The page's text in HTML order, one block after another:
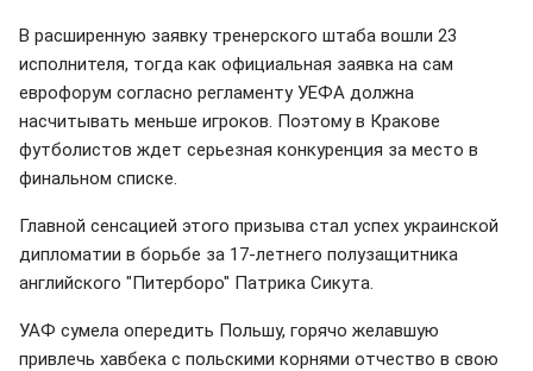
В расширенную заявку тренерского штаба вошли 23
исполнителя, тогда как официальная заявка на сам
еврофорум согласно регламенту УЕФА должна
насчитывать меньше игроков. Поэтому в Кракове
футболистов ждет серьезная конкуренция за место в
финальном списке.
Главной сенсацией этого призыва стал успех украинской
дипломатии в борьбе за 17-летнего полузащитника
английского "Питерборо" Патрика Сикута.
УАФ сумела опередить Польшу, горячо желавшую
привлечь хавбека с польскими корнями отчество в свою